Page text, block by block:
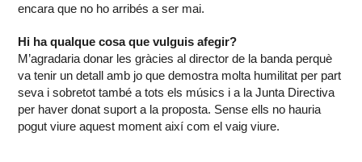
encara que no ho arribés a ser mai.
Hi ha qualque cosa que vulguis afegir?
M’agradaria donar les gràcies al director de la banda perquè
va tenir un detall amb jo que demostra molta humilitat per part
seva i sobretot també a tots els músics i a la Junta Directiva
per haver donat suport a la proposta. Sense ells no hauria
pogut viure aquest moment així com el vaig viure.